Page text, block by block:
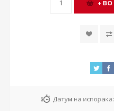
Датум на испорака: